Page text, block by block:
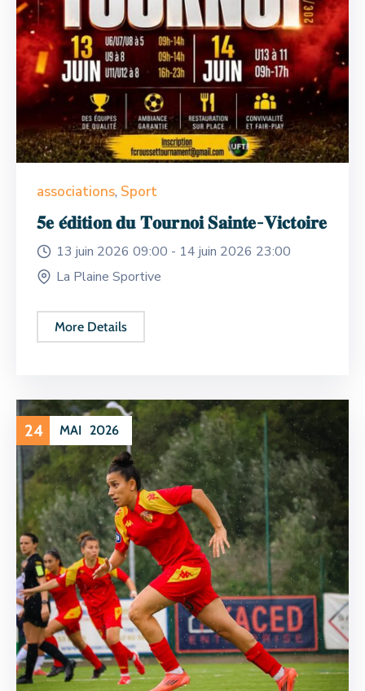
associations, Sport
𝟓𝐞 𝐞́𝐝𝐢𝐭𝐢𝐨𝐧 𝐝𝐮 𝐓𝐨𝐮𝐫𝐧𝐨𝐢 𝐒𝐚𝐢𝐧𝐭𝐞-𝐕𝐢𝐜𝐭𝐨𝐢𝐫𝐞
13 juin 2026 09:00 - 14 juin 2026 23:00
La Plaine Sportive
More Details
24 MAI 2026